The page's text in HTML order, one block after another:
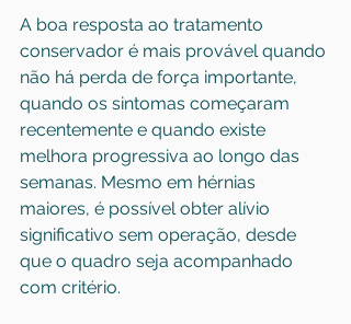
A boa resposta ao tratamento
conservador é mais provável quando
não há perda de força importante,
quando os sintomas começaram
recentemente e quando existe
melhora progressiva ao longo das
semanas. Mesmo em hérnias
maiores, é possível obter alívio
significativo sem operação, desde
que o quadro seja acompanhado
com critério.